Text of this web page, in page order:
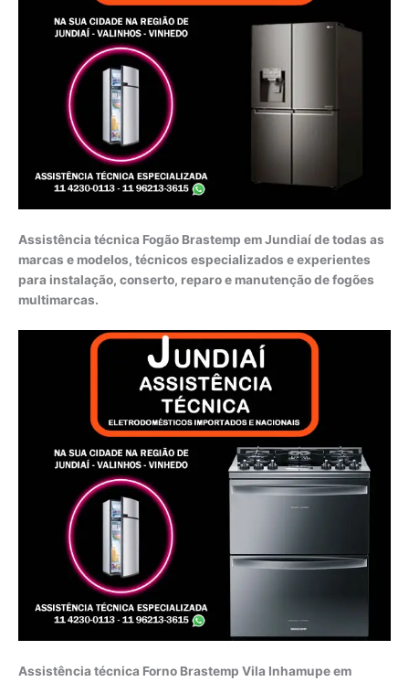
Assistência técnica Fogão Brastemp em Jundiaí de todas as
marcas e modelos, técnicos especializados e experientes
para instalação, conserto, reparo e manutenção de fogões
multimarcas.
Assistência técnica Forno Brastemp Vila Inhamupe em